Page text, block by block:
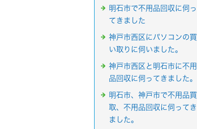
明石市で不用品回収に伺っ
てきました
神戸市西区にパソコンの買
い取りに伺いました。
神戸市西区と明石市に不用
品回収に伺ってきました。
明石市、神戸市で不用品買
取、不用品回収に伺ってき
ました。